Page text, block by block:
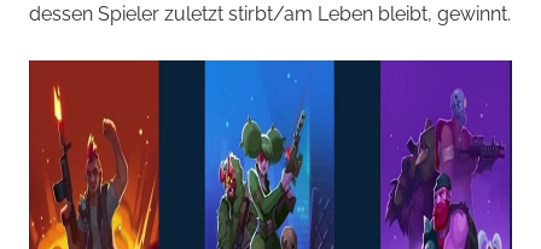
dessen Spieler zuletzt stirbt/am Leben bleibt, gewinnt.